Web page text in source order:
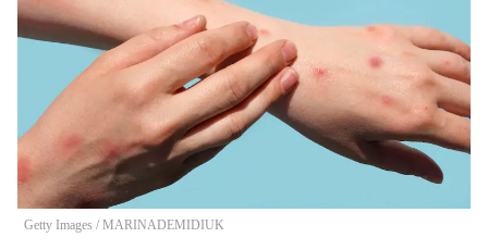
Getty Images / MARINADEMIDIUK